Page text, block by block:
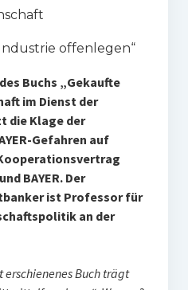
offenlegen“
Buchs „Gekaufte
im Dienst der
die Klage der
Gefahren auf
BAYER. Der
ist Professor für
an der
erschienenes Buch trägt